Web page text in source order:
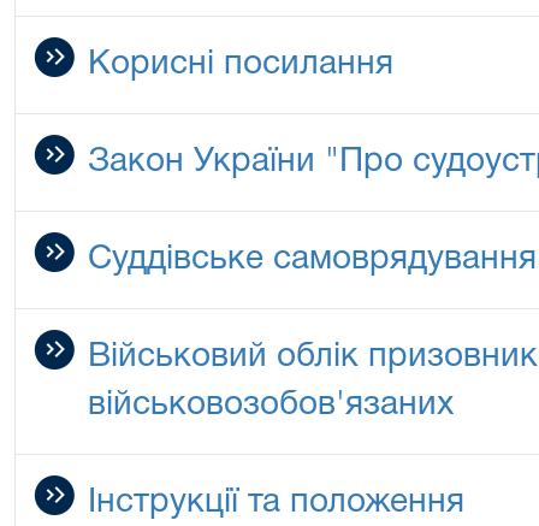
Корисні посилання
Закон України "Про
Суддівське самоврядування
Військовий облік
військовозобов'язаних
Інструкції та положення